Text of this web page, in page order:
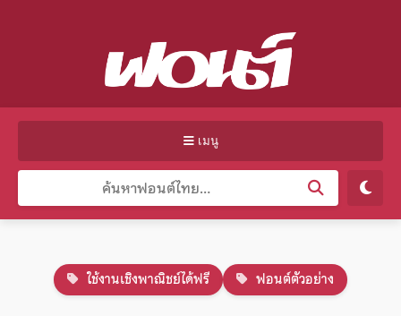
เมนู
ใช้งานเชิงพาณิชย์ได้ฟรี ฟอนต์ตัวอย่าง